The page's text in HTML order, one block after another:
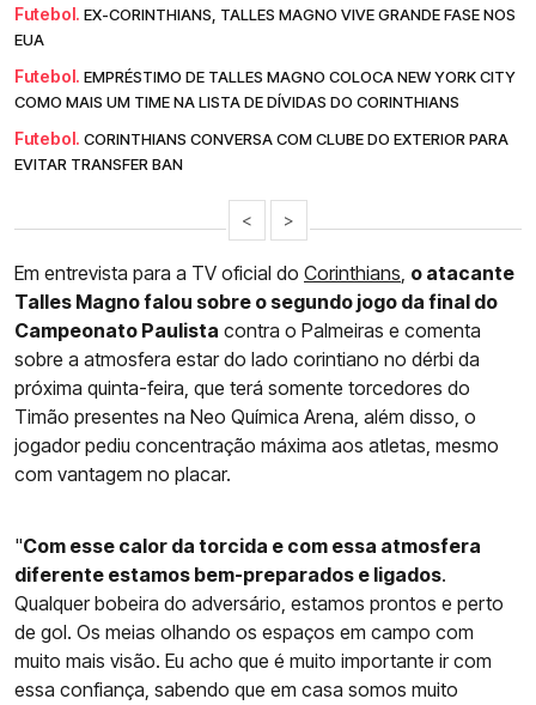
Futebol. EX-CORINTHIANS, TALLES MAGNO VIVE GRANDE FASE NOS
EUA
Futebol. EMPRÉSTIMO DE TALLES MAGNO COLOCA NEW YORK CITY
COMO MAIS UM TIME NA LISTA DE DÍVIDAS DO CORINTHIANS
Futebol. CORINTHIANS CONVERSA COM CLUBE DO EXTERIOR PARA
EVITAR TRANSFER BAN
< >
Em entrevista para a TV oficial do Corinthians, o atacante
Talles Magno falou sobre o segundo jogo da final do
Campeonato Paulista contra o Palmeiras e comenta
sobre a atmosfera estar do lado corintiano no dérbi da
próxima quinta-feira, que terá somente torcedores do
Timão presentes na Neo Química Arena, além disso, o
jogador pediu concentração máxima aos atletas, mesmo
com vantagem no placar.
"Com esse calor da torcida e com essa atmosfera
diferente estamos bem-preparados e ligados.
Qualquer bobeira do adversário, estamos prontos e perto
de gol. Os meias olhando os espaços em campo com
muito mais visão. Eu acho que é muito importante ir com
essa confiança, sabendo que em casa somos muito